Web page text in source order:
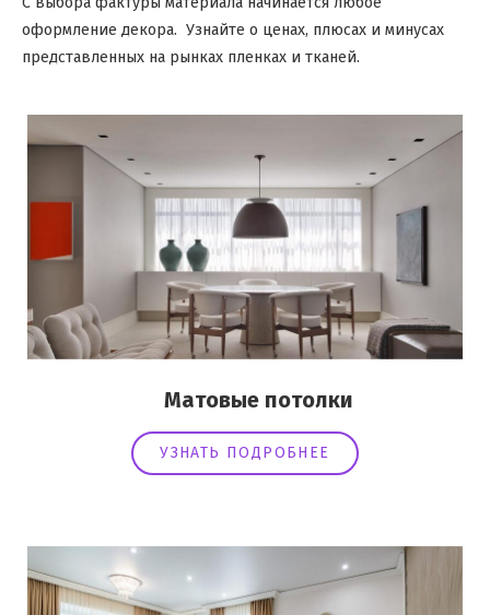
оформление декора. Узнайте о ценах, плюсах и минусах
представленных на рынках пленках и тканей.
Матовые потолки
УЗНАТЬ ПОДРОБНЕЕ